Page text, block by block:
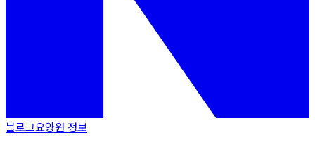
블로그요양원 정보